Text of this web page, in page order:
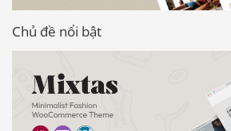
Chủ đề nổi bật